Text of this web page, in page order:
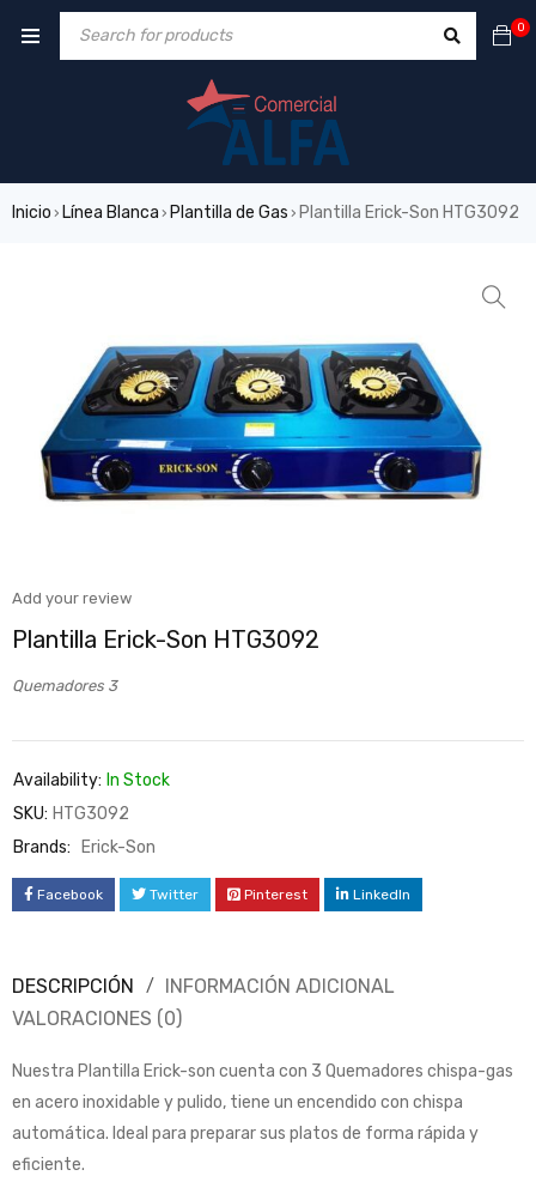
0
Inicio › Línea Blanca › Plantilla de Gas › Plantilla Erick-Son HTG3092
Add your review
Plantilla Erick-Son HTG3092
Quemadores 3
Availability: In Stock
SKU: HTG3092
Brands:
Erick-Son
Facebook Twitter Pinterest LinkedIn
DESCRIPCIÓN
INFORMACIÓN ADICIONAL
VALORACIONES (0)
Nuestra Plantilla Erick-son cuenta con 3 Quemadores chispa-gas
en acero inoxidable y pulido, tiene un encendido con chispa
automática. Ideal para preparar sus platos de forma rápida y
eficiente.